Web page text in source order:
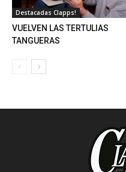
Destacadas Clapps!
VUELVEN LAS TERTULIAS
TANGUERAS